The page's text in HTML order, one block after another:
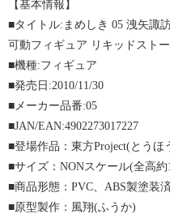
【基本情報】
■タイトル:まめしき 05 洩矢諏
可動フィギュア リキッドスト
■機種:フィギュア
■発売日:2010/11/30
■メーカー品番:05
■JAN/EAN:4902273017227
■登場作品：東方Project(とうほ
■サイズ：NONスケール(全高約
■商品形態：PVC、ABS製塗装
■原型製作：風翔(ふうか)